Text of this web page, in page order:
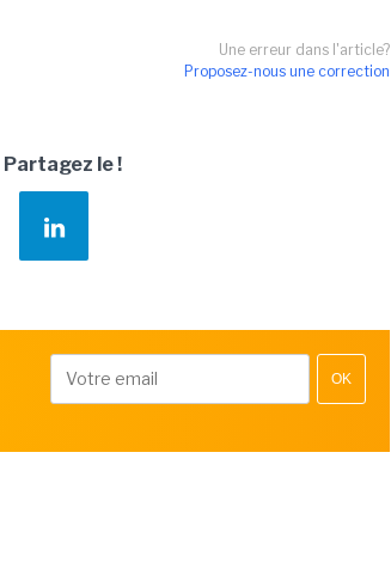
Une erreur dans l'article?
Proposez-nous une correction
Partagez le !
OK